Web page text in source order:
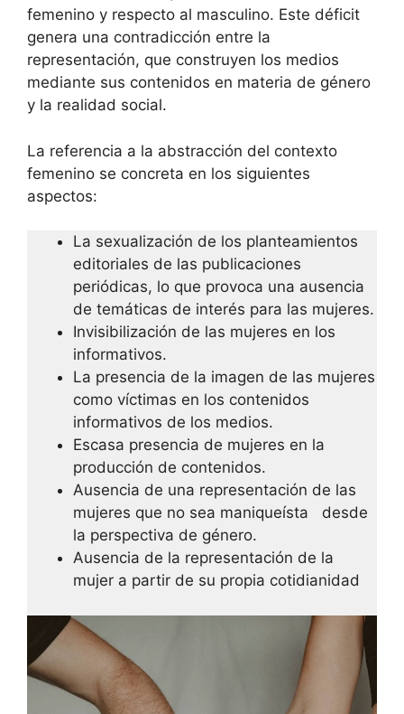
femenino y respecto al masculino. Este déficit
genera una contradicción entre la
representación, que construyen los medios
mediante sus contenidos en materia de género
y la realidad social.
La referencia a la abstracción del contexto
femenino se concreta en los siguientes
aspectos:
La sexualización de los planteamientos
editoriales de las publicaciones
periódicas, lo que provoca una ausencia
de temáticas de interés para las mujeres.
Invisibilización de las mujeres en los
informativos.
La presencia de la imagen de las mujeres
como víctimas en los contenidos
informativos de los medios.
Escasa presencia de mujeres en la
producción de contenidos.
Ausencia de una representación de las
mujeres que no sea maniqueísta desde
la perspectiva de género.
Ausencia de la representación de la
mujer a partir de su propia cotidianidad